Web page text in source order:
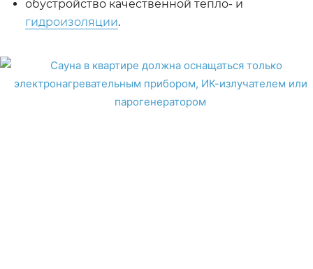
обустройство качественной тепло- и
гидроизоляции.